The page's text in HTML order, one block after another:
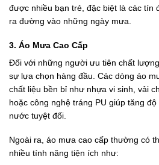
được nhiều bạn trẻ, đặc biệt là các tín
ra đường vào những ngày mưa.
3. Áo Mưa Cao Cấp
Đối với những người ưu tiên chất
sự lựa chọn hàng đầu. Các dòng áo
chất liệu bền bỉ như nhựa vi sinh, vải
hoặc công nghệ tráng PU giúp tăng
nước tuyệt đối.
Ngoài ra, áo mưa cao cấp thường có
nhiều tính năng tiện ích như: